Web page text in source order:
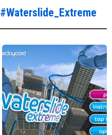
#Waterslide_Extreme